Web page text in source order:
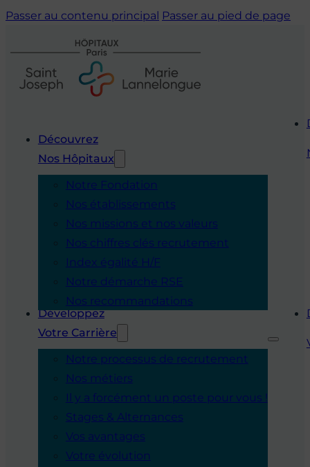
Passer au contenu principal Passer au pied de page
Découvrez
Nos Hôpitaux
Notre Fondation
Nos établissements
Nos missions et nos valeurs
Nos chiffres clés recrutement
Index égalité H/F
Notre démarche RSE
Nos recommandations
Développez
Votre Carrière
Notre processus de recrutement
Nos métiers
Il y a forcément un poste pour vous !
Stages & Alternances
Vos avantages
Votre évolution